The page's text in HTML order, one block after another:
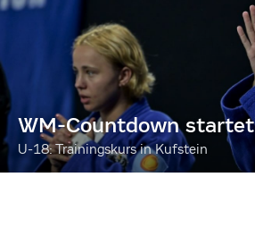
WM-Countdown startet
U-18: Trainingskurs in Kufstein